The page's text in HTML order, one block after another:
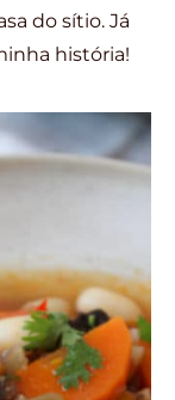
do sítio. Já
história!